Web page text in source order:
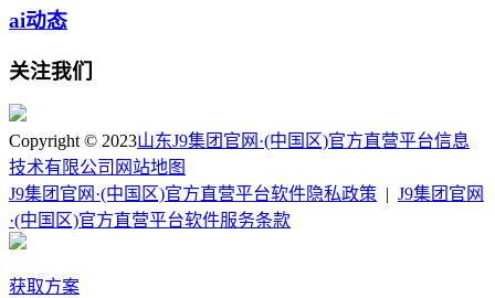
ai动态
关注我们
Copyright © 2023山东J9集团官网·(中国区)官方直营平台信息
技术有限公司 网站地图
J9集团官网·(中国区)官方直营平台软件隐私政策
J9集团官网
·(中国区)官方直营平台软件服务条款
获取方案